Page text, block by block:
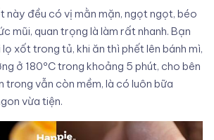
này đều có vị mằn mặn, ngọt ngọt, béo
mũi, quan trọng là làm rất nhanh. Bạn
xốt trong tủ, khi ăn thì phết lên bánh mì,
ở 180ºC trong khoảng 5 phút, cho bên
trong vẫn còn mềm, là có luôn bữa
vừa tiện.